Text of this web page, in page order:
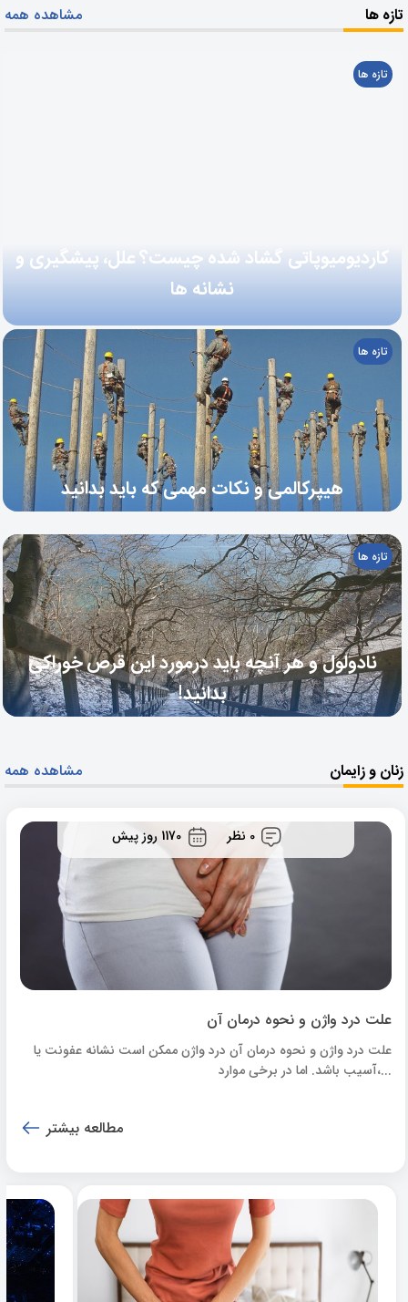
تازه ها مشاهده همه
تازه ها
هیپرکالمی و نکات مهمی که باید بدانید
تازه ها
نادولول و هر آنچه باید درمورد این قرص خوراکی
بدانید!
تازه ها
کاردیومیوپاتی گشاد شده چیست؟ علل، پیشگیری و
نشانه ها
زنان و زایمان مشاهده همه
0 نظر 1170 روز پیش
علت درد واژن و نحوه درمان آن
علت درد واژن و نحوه درمان آن درد واژن ممکن است نشانه عفونت یا
آسیب باشد. اما در برخی موارد،...
مطالعه بیشتر